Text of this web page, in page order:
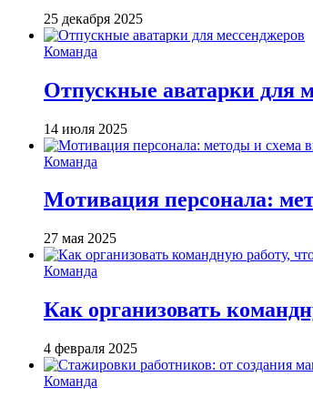
25 декабря 2025
Команда
Отпускные аватарки для
14 июля 2025
Команда
Мотивация персонала:
27 мая 2025
Команда
Как организовать
4 февраля 2025
Команда